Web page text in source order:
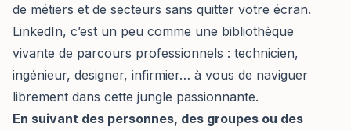
de métiers et de secteurs sans quitter votre écran.
LinkedIn, c’est un peu comme une bibliothèque
vivante de parcours professionnels : technicien,
ingénieur, designer, infirmier… à vous de naviguer
librement dans cette jungle passionnante.
En suivant des personnes, des groupes ou des